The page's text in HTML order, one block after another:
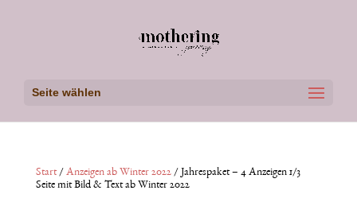
Seite wählen
Start/ Anzeigen ab Winter 2022/ Jahrespaket – 4 Anzeigen 1/3
Seite mit Bild & Text ab Winter 2022